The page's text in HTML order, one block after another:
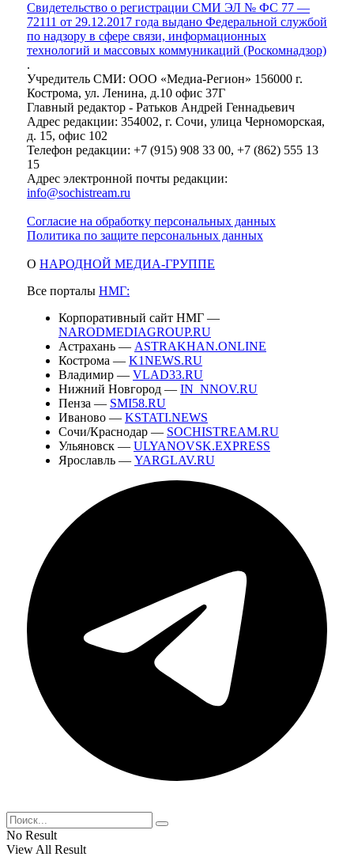
Свидетельство о регистрации СМИ ЭЛ № ФС 77 —
72111 от 29.12.2017 года выдано Федеральной службой
по надзору в сфере связи, информационных
технологий и массовых коммуникаций (Роскомнадзор)
.
Учредитель СМИ: ООО «Медиа-Регион» 156000 г.
Кострома, ул. Ленина, д.10 офис 37Г
Главный редактор - Ратьков Андрей Геннадьевич
Адрес редакции: 354002, г. Сочи, улица Черноморская,
д. 15, офис 102
Телефон редакции: +7 (915) 908 33 00, +7 (862) 555 13
15
Адрес электронной почты редакции:
info@sochistream.ru
Согласие на обработку персональных данных
Политика по защите персональных данных
О НАРОДНОЙ МЕДИА-ГРУППЕ
Все порталы НМГ:
Корпоративный сайт НМГ —
NARODMEDIAGROUP.RU
Астрахань — ASTRAKHAN.ONLINE
Кострома — K1NEWS.RU
Владимир — VLAD33.RU
Нижний Новгород — IN_NNOV.RU
Пенза — SMI58.RU
Иваново — KSTATI.NEWS
Сочи/Краснодар — SOCHISTREAM.RU
Ульяновск — ULYANOVSK.EXPRESS
Ярославль — YARGLAV.RU
No Result
View All Result